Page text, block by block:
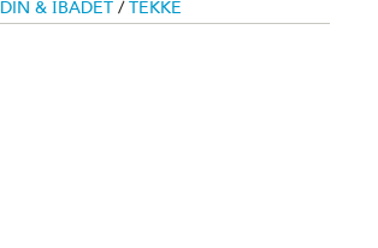
DIN & İBADET / TEKKE